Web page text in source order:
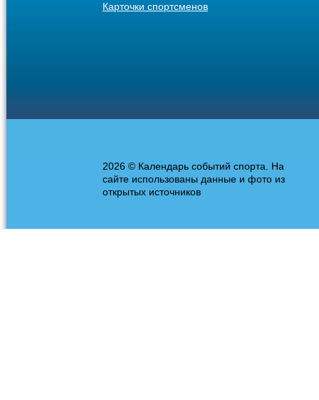
Карточки спортсменов
2026 © Календарь событий спорта. На
сайте использованы данные и фото из
открытых источников